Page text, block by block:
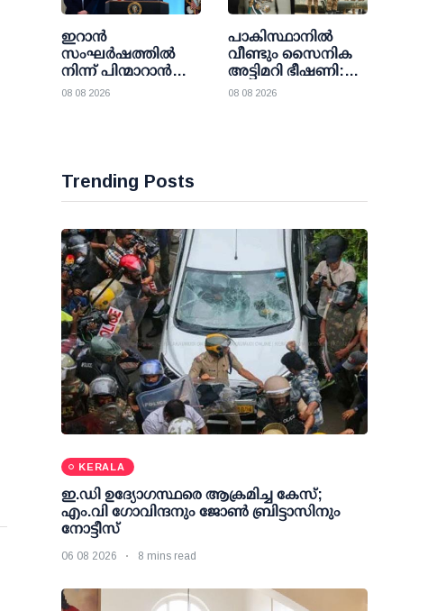
ഇറാന്‍
സംഘര്‍ഷത്തില്‍
നിന്ന് പിന്മാറാന്‍
യു.എസ് നീക്കം;
08 08 2026
പാകിസ്ഥാനില്‍
വീണ്ടും സൈനിക
അട്ടിമറി ഭീഷണി:
അസിം മുനീറിന്റെ
08 08 2026
Trending Posts
KERALA
ഇ.ഡി ഉദ്യോഗസ്ഥരെ ആക്രമിച്ച കേസ്;
എം.വി ഗോവിന്ദനും ജോണ്‍ ബ്രിട്ടാസിനും
നോട്ടീസ്
06 08 2026 8 mins read